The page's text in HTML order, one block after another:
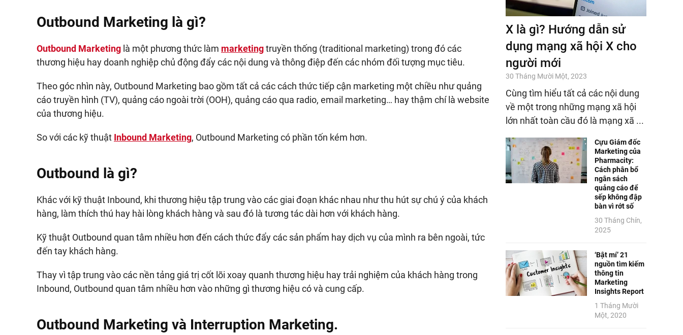
Outbound Marketing là gì?
Outbound Marketing là một phương thức làm marketingtruyền thống (traditional marketing) trong đó các
thương hiệu hay doanh nghiệp chủ động đẩy các nội dung và thông điệp đến các nhóm đối tượng mục tiêu.
Theo góc nhìn này, Outbound Marketing bao gồm tất cả các cách thức tiếp cận marketing một chiều như quảng
cáo truyền hình (TV), quảng cáo ngoài trời (OOH), quảng cáo qua radio, email marketing… hay thậm chí là website
của thương hiệu.
So với các kỹ thuật Inbound Marketing, Outbound Marketing có phần tốn kém hơn.
Outbound là gì?
Khác với kỹ thuật Inbound, khi thương hiệu tập trung vào các giai đoạn khác nhau như thu hút sự chú ý của khách
hàng, làm thích thú hay hài lòng khách hàng và sau đó là tương tác dài hơn với khách hàng.
Kỹ thuật Outbound quan tâm nhiều hơn đến cách thức đẩy các sản phẩm hay dịch vụ của mình ra bên ngoài, tức
đến tay khách hàng.
Thay vì tập trung vào các nền tảng giá trị cốt lõi xoay quanh thương hiệu hay trải nghiệm của khách hàng trong
Inbound, Outbound quan tâm nhiều hơn vào những gì thương hiệu có và cung cấp.
Outbound Marketing và Interruption Marketing.
X là gì? Hướng dẫn sử
dụng mạng xã hội X cho
người mới
30 Tháng Mười Một, 2023
Cùng tìm hiểu tất cả các nội dung
về một trong những mạng xã hội
lớn nhất toàn cầu đó là mạng xã ...
Cựu Giám đốc
Marketing của
Pharmacity:
Cách phân bổ
ngân sách
quảng cáo để
sếp không đập
bàn vì rớt số
30 Tháng Chín,
2025
‘Bật mí’ 21
nguồn tìm kiếm
thông tin
Marketing
Insights Report
1 Tháng Mười
Một, 2020